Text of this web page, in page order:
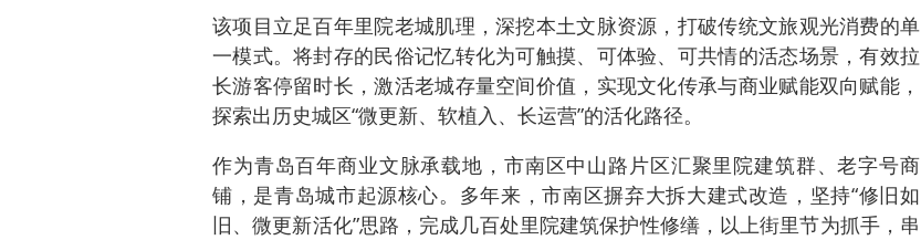
该项目立足百年里院老城肌理，深挖本土文脉资源，打破传统文旅观光消费的单
一模式。将封存的民俗记忆转化为可触摸、可体验、可共情的活态场景，有效拉
长游客停留时长，激活老城存量空间价值，实现文化传承与商业赋能双向赋能，
探索出历史城区“微更新、软植入、长运营”的活化路径。
作为青岛百年商业文脉承载地，市南区中山路片区汇聚里院建筑群、老字号商
铺，是青岛城市起源核心。多年来，市南区摒弃大拆大建式改造，坚持“修旧如
旧、微更新活化”思路，完成几百处里院建筑保护性修缮，以上街里节为抓手，串